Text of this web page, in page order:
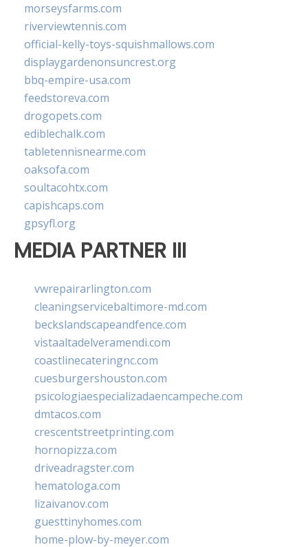
morseysfarms.com
riverviewtennis.com
official-kelly-toys-squishmallows.com
displaygardenonsuncrest.org
bbq-empire-usa.com
feedstoreva.com
drogopets.com
ediblechalk.com
tabletennisnearme.com
oaksofa.com
soultacohtx.com
capishcaps.com
gpsyfl.org
MEDIA PARTNER III
vwrepairarlington.com
cleaningservicebaltimore-md.com
beckslandscapeandfence.com
vistaaltadelveramendi.com
coastlinecateringnc.com
cuesburgershouston.com
psicologiaespecializadaencampeche.com
dmtacos.com
crescentstreetprinting.com
hornopizza.com
driveadragster.com
hematologa.com
lizaivanov.com
guesttinyhomes.com
home-plow-by-meyer.com